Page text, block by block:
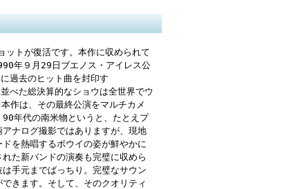
トが復活です。本作に収められて
年９月29日ブエノス・アイレス公
過去のヒット曲を封印す
べた総決算的なショウは全世界でウ
作は、その最終公演をマルチカメ
年代の南米物というと、たとえプ
ナログ撮影ではありますが、現地
を熱唱するボウイの姿が鮮やかに
た新バンドの演奏も完璧に収めら
手元までばっちり。完璧なサウン
きます。そして、そのクオリティ